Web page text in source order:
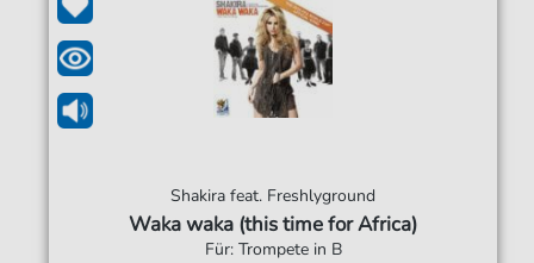
Shakira feat. Freshlyground
Waka waka (this time for Africa)
Für: Trompete in B